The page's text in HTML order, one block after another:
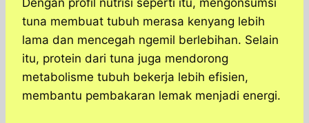
Dengan profil nutrisi seperti itu, mengonsumsi
tuna membuat tubuh merasa kenyang lebih
lama dan mencegah ngemil berlebihan. Selain
itu, protein dari tuna juga mendorong
metabolisme tubuh bekerja lebih efisien,
membantu pembakaran lemak menjadi energi.